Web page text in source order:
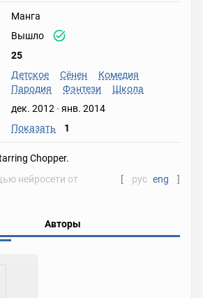
Манга
Вышло
25
Детское Сёнен
Комедия
Пародия
Фэнтези
Школа
дек. 2012 -янв. 2014
Показать 1
Chopper.
нейросети от
[ рус eng ]
Авторы